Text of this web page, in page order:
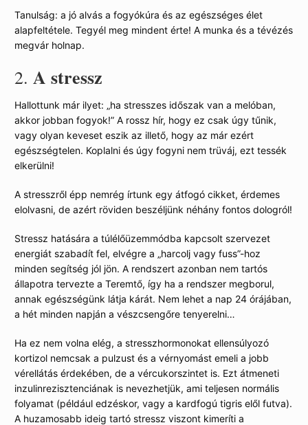
Tanulság: a jó alvás a fogyókúra és az egészséges élet
alapfeltétele. Tegyél meg mindent érte! A munka és a tévézés
megvár holnap.
2. A stressz
Hallottunk már ilyet: „ha stresszes időszak van a melóban,
akkor jobban fogyok!” A rossz hír, hogy ez csak úgy tűnik,
vagy olyan keveset eszik az illető, hogy az már ezért
egészségtelen. Koplalni és úgy fogyni nem trüváj, ezt tessék
elkerülni!
A stresszről épp nemrég írtunk egy átfogó cikket, érdemes
elolvasni, de azért röviden beszéljünk néhány fontos dologról!
Stressz hatására a túlélőüzemmódba kapcsolt szervezet
energiát szabadít fel, elvégre a „harcolj vagy fuss”-hoz
minden segítség jól jön. A rendszert azonban nem tartós
állapotra tervezte a Teremtő, így ha a rendszer megborul,
annak egészségünk látja kárát. Nem lehet a nap 24 órájában,
a hét minden napján a vészcsengőre tenyerelni…
Ha ez nem volna elég, a stresszhormonokat ellensúlyozó
kortizol nemcsak a pulzust és a vérnyomást emeli a jobb
vérellátás érdekében, de a vércukorszintet is. Ezt átmeneti
inzulinrezisztenciának is nevezhetjük, ami teljesen normális
folyamat (például edzéskor, vagy a kardfogú tigris elől futva).
A huzamosabb ideig tartó stressz viszont kimeríti a